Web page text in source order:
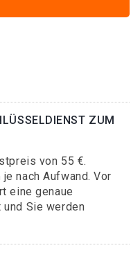
ZUM
von 55 €.
nach Aufwand. Vor
eine genaue
Sie werden